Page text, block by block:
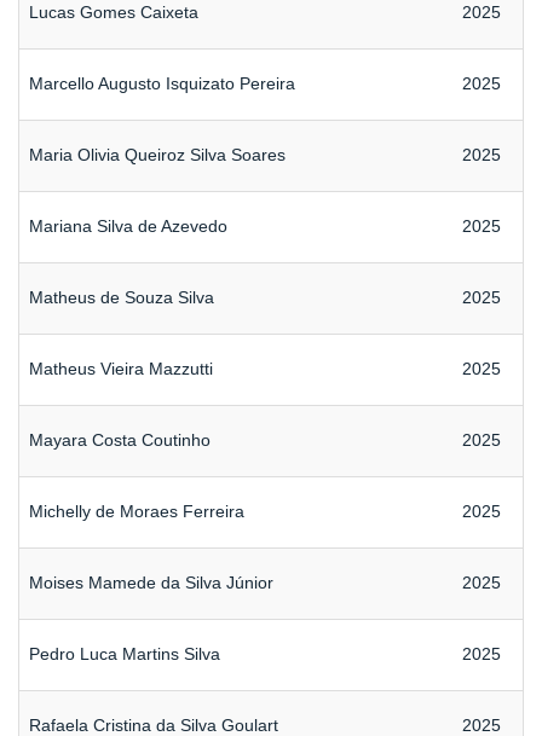
Lucas Gomes Caixeta 2025
Marcello Augusto Isquizato Pereira 2025
Maria Olivia Queiroz Silva Soares 2025
Mariana Silva de Azevedo 2025
Matheus de Souza Silva 2025
Matheus Vieira Mazzutti 2025
Mayara Costa Coutinho 2025
Michelly de Moraes Ferreira 2025
Moises Mamede da Silva Júnior 2025
Pedro Luca Martins Silva 2025
Rafaela Cristina da Silva Goulart 2025